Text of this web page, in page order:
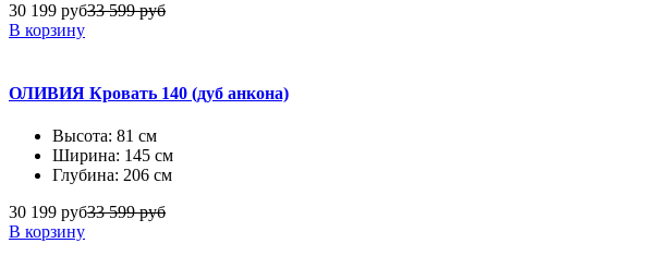
30 199 руб33 599 руб
В корзину
ОЛИВИЯ Кровать 140 (дуб анкона)
Высота: 81 см
Ширина: 145 см
Глубина: 206 см
30 199 руб33 599 руб
В корзину